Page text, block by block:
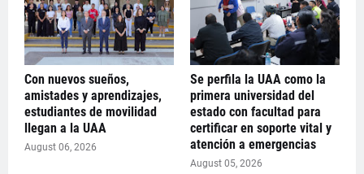
Con nuevos sueños,
amistades y aprendizajes,
estudiantes de movilidad
llegan a la UAA
August 06, 2026
Se perfila la UAA como la
primera universidad del
estado con facultad para
certificar en soporte vital y
atención a emergencias
August 05, 2026